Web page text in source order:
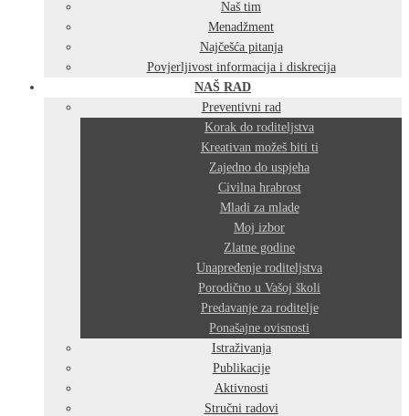
Naš tim
Menadžment
Najčešća pitanja
Povjerljivost informacija i diskrecija
NAŠ RAD
Preventivni rad
Korak do roditeljstva
Kreativan možeš biti ti
Zajedno do uspjeha
Civilna hrabrost
Mladi za mlade
Moj izbor
Zlatne godine
Unapređenje roditeljstva
Porodično u Vašoj školi
Predavanje za roditelje
Ponašajne ovisnosti
Istraživanja
Publikacije
Aktivnosti
Stručni radovi